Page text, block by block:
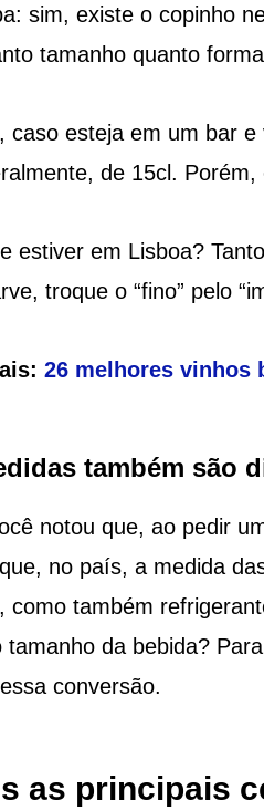
sim, existe o copinho
tamanho quanto
caso esteja em um bar
de 15cl.
estiver em Lisboa?
troque o “fino” pelo
26 melhores vinhos
também são
notou que, ao pedir
que, no país, a medida
como também
tamanho da bebida?
conversão.
as principais